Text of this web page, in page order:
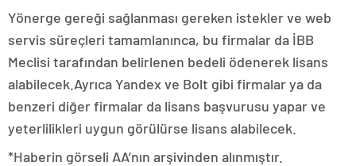
Yönerge gereği sağlanması gereken istekler ve web
servis süreçleri tamamlanınca, bu firmalar da İBB
Meclisi tarafından belirlenen bedeli ödenerek lisans
alabilecek.Ayrıca Yandex ve Bolt gibi firmalar ya da
benzeri diğer firmalar da lisans başvurusu yapar ve
yeterlilikleri uygun görülürse lisans alabilecek.
*Haberin görseli AA’nın arşivinden alınmıştır.